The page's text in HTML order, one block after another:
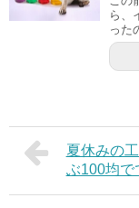
ら、
った
夏休みの
ぶ100均で